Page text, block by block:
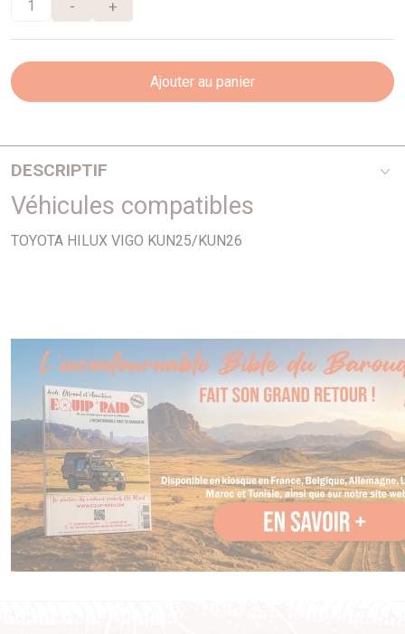
- +
Ajouter au panier
DESCRIPTIF
La meilleure façon d’abaisser le hayon
Le système de vérin EZDown vous permet de garder les
mains libres, d’amortir l’impact et de ralentir
considérablement la vitesse d’ouverture.
Détails sur le produit
Le EZDown utilise de l'huile pour vérin Stabilus afin de
Véhicules compatibles
TOYOTA HILUX VIGO KUN25/KUN26